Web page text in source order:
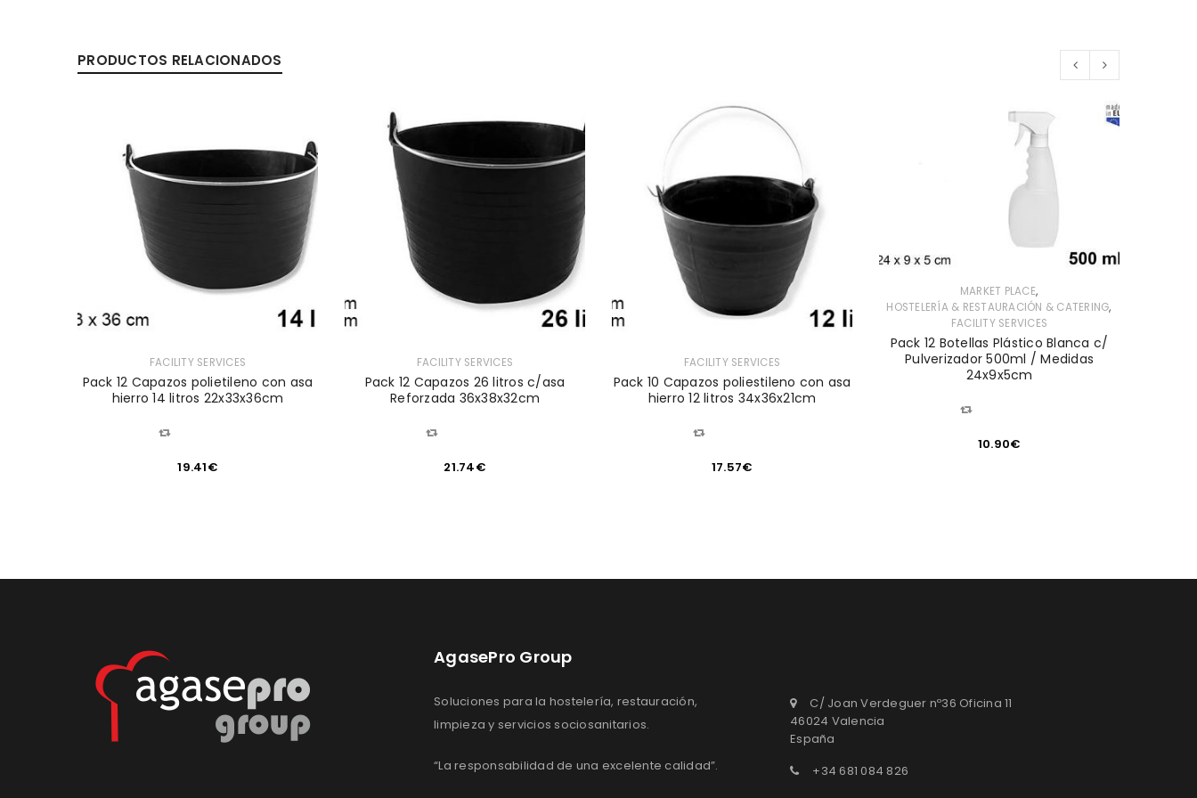
PRODUCTOS RELACIONADOS
FACILITY SERVICES
Pack 12 Capazos polietileno con asa
hierro 14 litros 22x33x36cm
COMPARAR
19.41€
FACILITY SERVICES
Pack 12 Capazos 26 litros c/asa
Reforzada 36x38x32cm
COMPARAR
21.74€
FACILITY SERVICES
Pack 10 Capazos poliestileno con asa
hierro 12 litros 34x36x21cm
COMPARAR
17.57€
MARKET PLACE,
HOSTELERÍA & RESTAURACIÓN & CATERING,
FACILITY SERVICES
Pack 12 Botellas Plástico Blanca c/
Pulverizador 500ml / Medidas
24x9x5cm
COMPARAR
10.90€
AgasePro Group
Soluciones para la hostelería, restauración,
limpieza y servicios sociosanitarios.
“La responsabilidad de una excelente calidad”.
C/ Joan Verdeguer nº36 Oficina 11
46024 Valencia
España
+34 681 084 826